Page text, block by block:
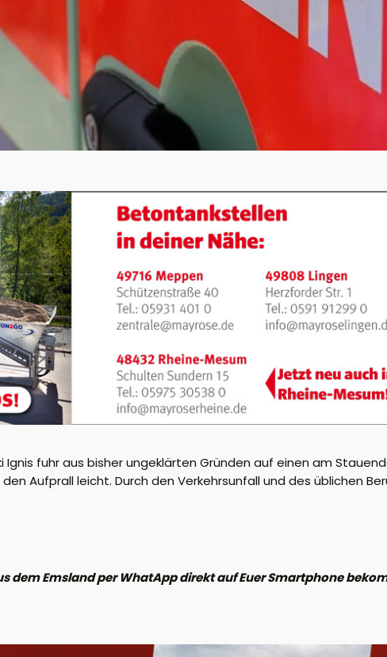
Ignis fuhr aus bisher ungeklärten Gründen auf einen am
Aufprall leicht. Durch den Verkehrsunfall und des üblichen
dem Emsland per WhatApp direkt auf Euer Smartphone